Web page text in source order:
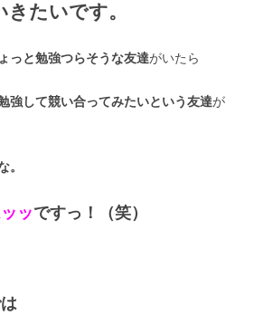
たいです。
っと勉強つらそうな友達がいたら
強して競い合ってみたいという友達が
。
ッですっ！（笑）